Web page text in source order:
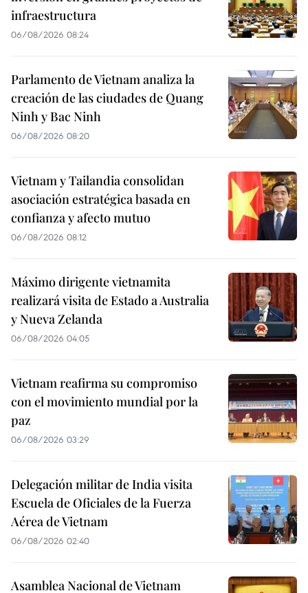
infraestructura
06/08/2026 08:24
Parlamento de Vietnam analiza la
creación de las ciudades de Quang
Ninh y Bac Ninh
06/08/2026 08:20
Vietnam y Tailandia consolidan
asociación estratégica basada en
confianza y afecto mutuo
06/08/2026 08:12
Máximo dirigente vietnamita
realizará visita de Estado a Australia
y Nueva Zelanda
06/08/2026 04:05
Vietnam reafirma su compromiso
con el movimiento mundial por la
paz
06/08/2026 03:29
Delegación militar de India visita
Escuela de Oficiales de la Fuerza
Aérea de Vietnam
06/08/2026 02:40
Asamblea Nacional de Vietnam